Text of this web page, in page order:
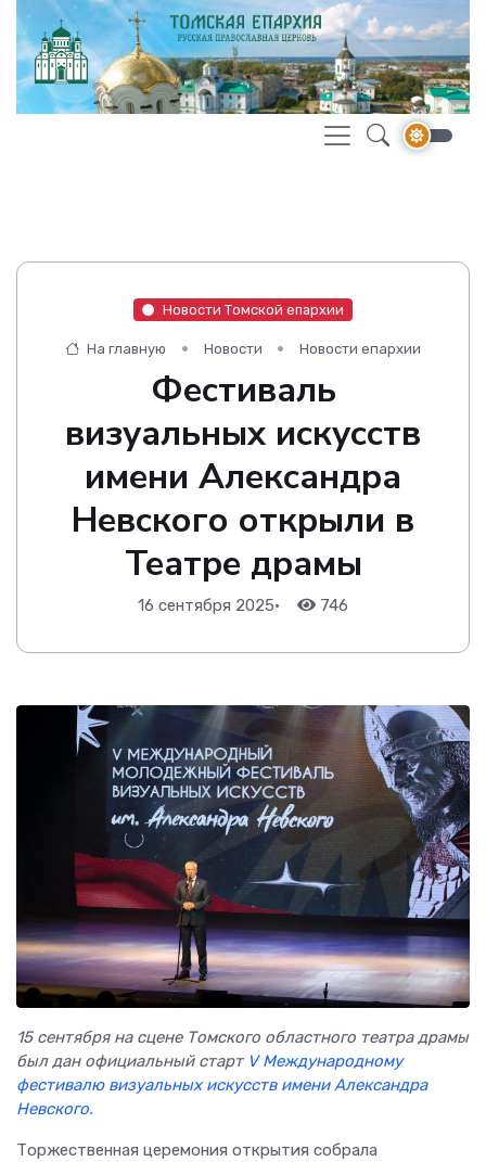
Новости Томской епархии
На главную Новости Новости епархии
Фестиваль
визуальных искусств
имени Александра
Невского открыли в
Театре драмы
16 сентября 2025• 746
15 сентября на сцене Томского областного театра драмы
был дан официальный старт V Международному
фестивалю визуальных искусств имени Александра
Невского.
Торжественная церемония открытия собрала